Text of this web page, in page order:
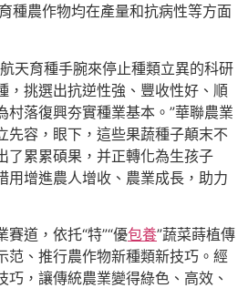
種農作物均在產量和抗病性等方面
天育種手腕來停止種類立異的科研
，挑選出抗逆性強、豐收性好、順
村落復興夯實種業基本。”華聯農業
先容，眼下，這些果蔬種子顛末不
了累累碩果，并正轉化為生孩子
用增進農人增收、農業成長，助力
道，依托“特”“優包養”蔬菜蒔植傳
范、推行農作物新種類新技巧。經
巧，讓傳統農業變得綠色、高效、